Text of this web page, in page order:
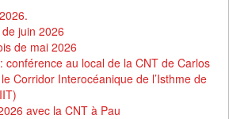
juin 2026
de mai 2026
conférence au local de la CNT de Carlos
Corridor Interocéanique de l’Isthme de
avec la CNT à Pau